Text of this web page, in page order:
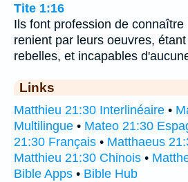
Tite 1:16
Ils font profession de
renient par leurs oeuvres,
rebelles, et incapables
Links
Matthieu 21:30 Interlinéaire •
Multilingue • Mateo 21:30
21:30 Français • Matthaeus
Matthieu 21:30 Chinois •
Bible Apps • Bible Hub